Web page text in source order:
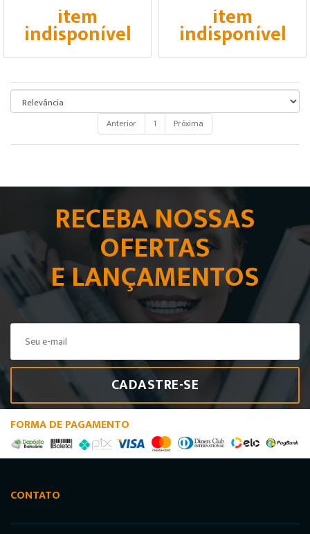
item
indisponível
item
indisponível
Anterior 1 Próxima
RECEBA NOSSAS
OFERTAS
E LANÇAMENTOS
CADASTRE-SE
FORMA DE PAGAMENTO
CONTATO